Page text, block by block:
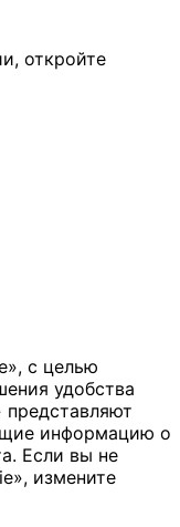
откройте
с целью
удобства
представляют
информацию о
Если вы не
измените